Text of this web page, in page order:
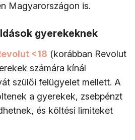
Magyarországon is.
gyerekeknek
<18 (korábban Revolut
számára kínál
szülői felügyelet mellett. A
a gyerekek, zsebpénzt
és költési limiteket